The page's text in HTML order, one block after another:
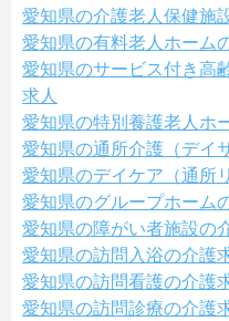
愛知県の介護老人保健施
愛知県の有料老人ホーム
愛知県のサービス付き高
求人
愛知県の特別養護老人ホ
愛知県の通所介護（デイ
愛知県のデイケア（通所
愛知県のグループホーム
愛知県の障がい者施設の
愛知県の訪問入浴の介護
愛知県の訪問看護の介護
愛知県の訪問診療の介護